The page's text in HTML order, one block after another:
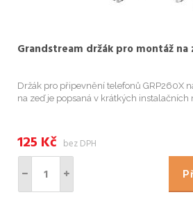
Grandstream držák pro montáž na
Držák pro připevnění telefonů GRP260X
na zeď je popsaná v krátkých instalačních
125 Kč bez DPH